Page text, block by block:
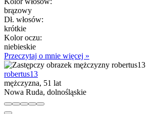
brązowy
Dł. włosów:
krótkie
Kolor oczu:
niebieskie
Przeczytaj o mnie więcej »
robertus13
mężczyzna, 51 lat
Nowa Ruda, dolnośląskie